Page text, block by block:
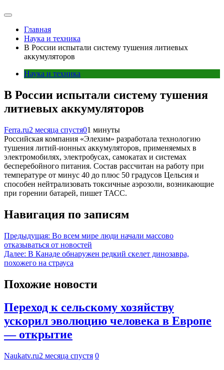
Главная
Наука и техника
В России испытали систему тушения литиевых
аккумуляторов
Наука и техника
В России испытали систему тушения
литиевых аккумуляторов
Ferra.ru2 месяца спустя01 минуты
Российская компания «Элехим» разработала технологию
тушения литий-ионных аккумуляторов, применяемых в
электромобилях, электробусах, самокатах и системах
бесперебойного питания. Состав рассчитан на работу при
температуре от минус 40 до плюс 50 градусов Цельсия и
способен нейтрализовать токсичные аэрозоли, возникающие
при горении батарей, пишет ТАСС.
Навигация по записям
Предыдущая: Во всем мире люди начали массово
отказываться от новостей
Далее: В Канаде обнаружен редкий скелет динозавра,
похожего на страуса
Похожие новости
Переход к сельскому хозяйству
ускорил эволюцию человека в Европе
— открытие
Naukatv.ru2 месяца спустя 0